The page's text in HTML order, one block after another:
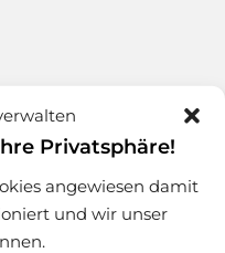
Privatsphäre!
angewiesen damit
und wir unser